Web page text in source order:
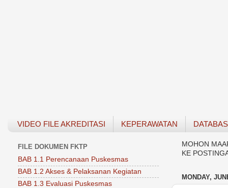
VIDEO FILE AKREDITASI KEPERAWATAN
MOHON
KE
MONDAY,
FILE DOKUMEN FKTP
BAB 1.1 Perencanaan Puskesmas
BAB 1.2 Akses & Pelaksanan Kegiatan
BAB 1.3 Evaluasi Puskesmas